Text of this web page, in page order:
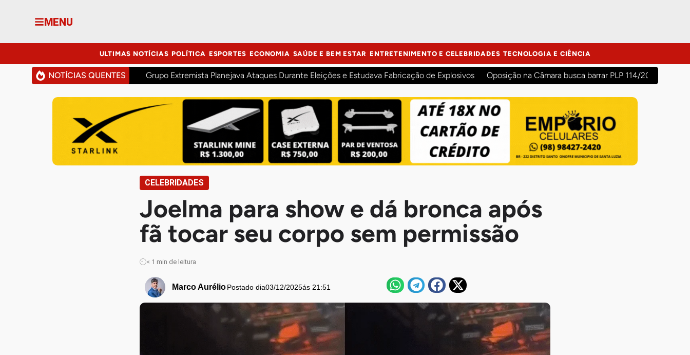
MENU
ULTIMAS NOTÍCIAS POLÍTICA ESPORTES ECONOMIA SAÚDE E BEM ESTAR ENTRETENIMENTO E CELEBRIDADES TECNOLOGIA E CIÊNCIA
NOTÍCIAS QUENTES Grupo Extremista Planejava Ataques Durante Eleições e Estudava Fabricação de Explosivos Oposição na Câmara busca barrar PLP 114/2026 para
CELEBRIDADES
Joelma para show e dá bronca após
fã tocar seu corpo sem permissão
< 1 min de leitura
Marco Aurélio Postado dia03/12/2025ás 21:51